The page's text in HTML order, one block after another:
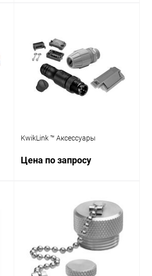
Купить в 1 клик Сравнение
В избранное
Наличие
уточняйте
KwikLink ™ Аксессуары
Цена по запросу
Запросить цену
Купить в 1 клик Сравнение
В избранное
Наличие